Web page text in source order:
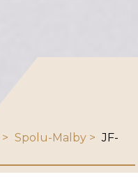
Spolu-Malby
JF-